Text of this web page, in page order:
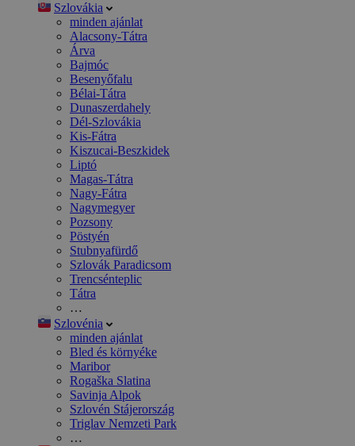
Szlovákia
minden ajánlat
Alacsony-Tátra
Árva
Bajmóc
Besenyőfalu
Bélai-Tátra
Dunaszerdahely
Dél-Szlovákia
Kis-Fátra
Kiszucai-Beszkidek
Liptó
Magas-Tátra
Nagy-Fátra
Nagymegyer
Pozsony
Pöstyén
Stubnyafürdő
Szlovák Paradicsom
Trencsénteplic
Tátra
…
Szlovénia
minden ajánlat
Bled és környéke
Maribor
Rogaška Slatina
Savinja Alpok
Szlovén Stájerország
Triglav Nemzeti Park
…